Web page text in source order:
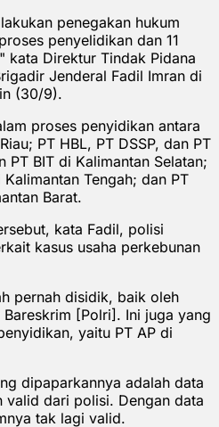
penegakan hukum
penyelidikan dan 11
kata Direktur Tindak Pidana
Jenderal Fadil Imran di
(30/9).
proses penyidikan antara
PT HBL, PT DSSP, dan PT
PT BIT di Kalimantan Selatan;
Kalimantan Tengah; dan PT
Barat.
kata Fadil, polisi
kasus usaha perkebunan
pernah disidik, baik oleh
[Polri]. Ini juga yang
yaitu PT AP di
dipaparkannya adalah data
valid dari polisi. Dengan data
tak lagi valid.